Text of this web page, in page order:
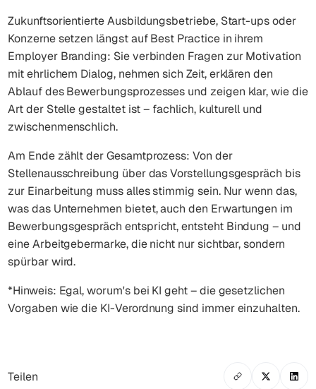
Zukunftsorientierte Ausbildungsbetriebe, Start-ups oder
Konzerne setzen längst auf Best Practice in ihrem
Employer Branding: Sie verbinden Fragen zur Motivation
mit ehrlichem Dialog, nehmen sich Zeit, erklären den
Ablauf des Bewerbungsprozesses und zeigen klar, wie die
Art der Stelle gestaltet ist – fachlich, kulturell und
zwischenmenschlich.
Am Ende zählt der Gesamtprozess: Von der
Stellenausschreibung über das Vorstellungsgespräch bis
zur Einarbeitung muss alles stimmig sein. Nur wenn das,
was das Unternehmen bietet, auch den Erwartungen im
Bewerbungsgespräch entspricht, entsteht Bindung – und
eine Arbeitgebermarke, die nicht nur sichtbar, sondern
spürbar wird.
*Hinweis: Egal, worum's bei KI geht – die gesetzlichen
Vorgaben wie die KI-Verordnung sind immer einzuhalten.
Teilen